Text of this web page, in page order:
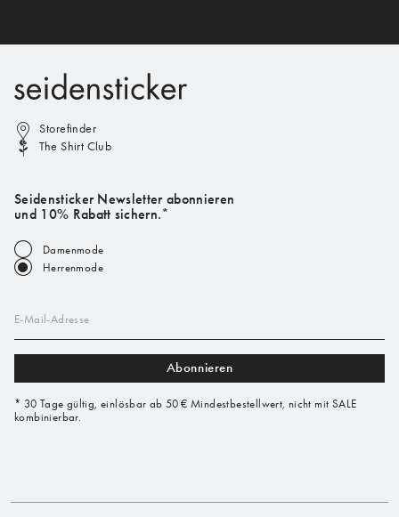
Storefinder
The Shirt Club
Seidensticker Newsletter abonnieren
und 10% Rabatt sichern.*
Damenmode
Herrenmode
E-Mail-Adresse
Abonnieren
* 30 Tage gültig, einlösbar ab 50 € Mindestbestellwert, nicht mit SALE
kombinierbar.